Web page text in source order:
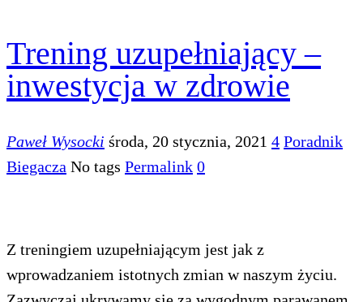
Trening uzupełniający –
inwestycja w zdrowie
Paweł Wysocki środa, 20 stycznia, 2021 4 Poradnik
Biegacza No tags Permalink 0
Z treningiem uzupełniającym jest jak z
wprowadzaniem istotnych zmian w naszym życiu.